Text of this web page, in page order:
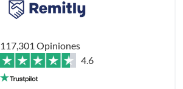
117,301 Opiniones
4.6